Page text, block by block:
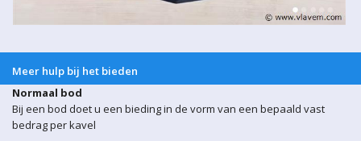
Meer hulp bij het bieden
Normaal bod
Bij een bod doet u een bieding in de vorm van een bepaald vast
bedrag per kavel